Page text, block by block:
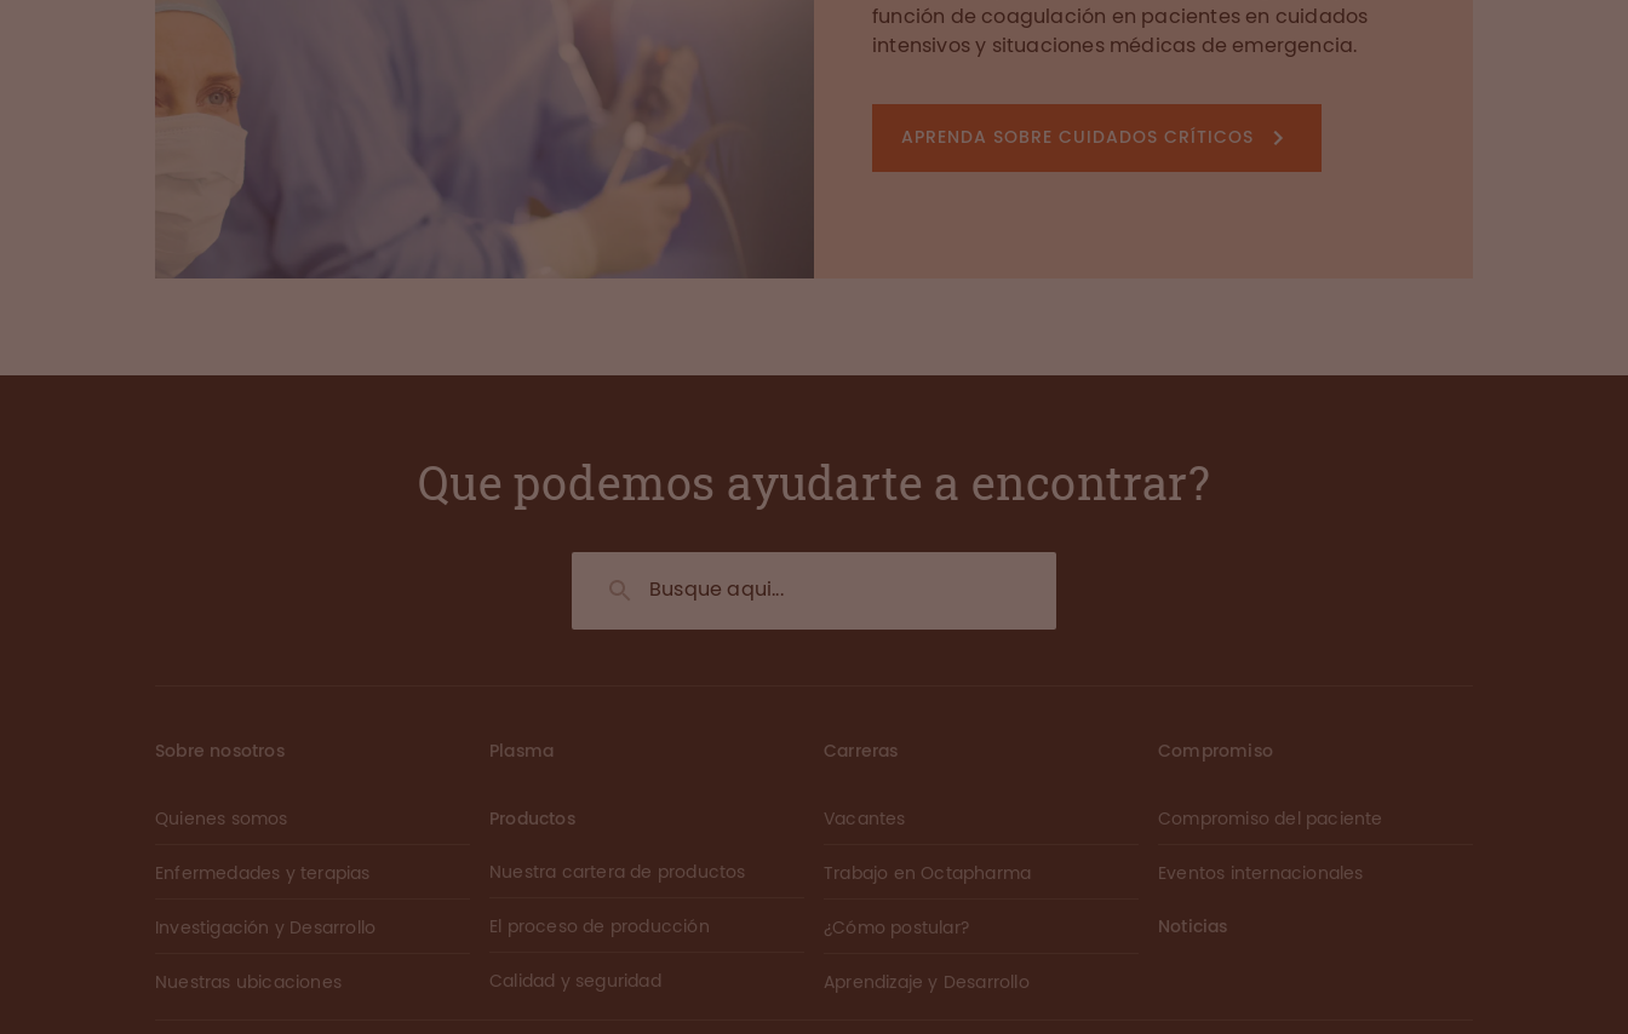
función de coagulación en pacientes en cuidados
intensivos y situaciones médicas de emergencia.
APRENDA SOBRE CUIDADOS CRÍTICOS
Que podemos ayudarte a encontrar?
Sobre nosotros
Quienes somos
Enfermedades y terapias
Investigación y Desarrollo
Nuestras ubicaciones
Plasma
Productos
Nuestra cartera de productos
El proceso de producción
Calidad y seguridad
Carreras
Vacantes
Trabajo en Octapharma
¿Cómo postular?
Aprendizaje y Desarrollo
Compromiso
Compromiso del paciente
Eventos internacionales
Noticias